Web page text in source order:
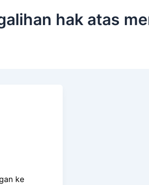
hak atas
ke